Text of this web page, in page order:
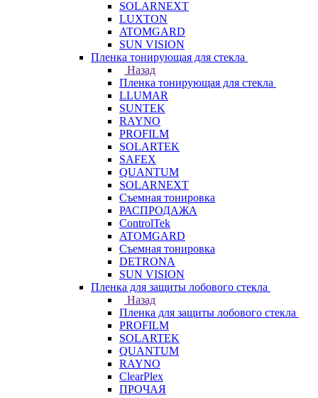
SOLARNEXT
LUXTON
ATOMGARD
SUN VISION
Пленка тонирующая для стекла
Назад
Пленка тонирующая для стекла
LLUMAR
SUNTEK
RAYNO
PROFILM
SOLARTEK
SAFEX
QUANTUM
SOLARNEXT
Съемная тонировка
РАСПРОДАЖА
ControlTek
ATOMGARD
Съемная тонировка
DETRONA
SUN VISION
Пленка для защиты лобового стекла
Назад
Пленка для защиты лобового стекла
PROFILM
SOLARTEK
QUANTUM
RAYNO
ClearPlex
ПРОЧАЯ